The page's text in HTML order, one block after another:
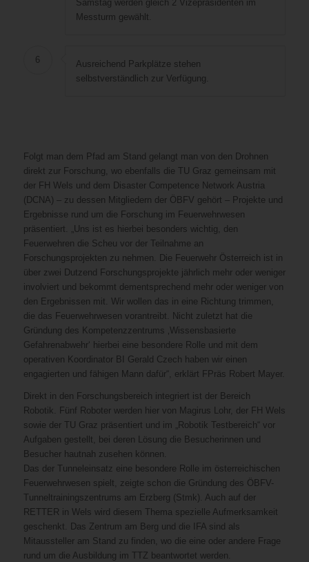
Samstag werden gleich 2 Vizepräsidenten im
Messturm gewählt.
6
Ausreichend Parkplätze stehen
selbstverständlich zur Verfügung.
Folgt man dem Pfad am Stand gelangt man von den Drohnen
direkt zur Forschung, wo ebenfalls die TU Graz gemeinsam mit
der FH Wels und dem Disaster Competence Network Austria
(DCNA) – zu dessen Mitgliedern der ÖBFV gehört – Projekte und
Ergebnisse rund um die Forschung im Feuerwehrwesen
präsentiert. „Uns ist es hierbei besonders wichtig, den
Feuerwehren die Scheu vor der Teilnahme an
Forschungsprojekten zu nehmen. Die Feuerwehr Österreich ist in
über zwei Dutzend Forschungsprojekte jährlich mehr oder weniger
involviert und bekommt dementsprechend mehr oder weniger von
den Ergebnissen mit. Wir wollen das in eine Richtung trimmen,
die das Feuerwehrwesen vorantreibt. Nicht zuletzt hat die
Gründung des Kompetenzzentrums ‚Wissensbasierte
Gefahrenabwehr‘ hierbei eine besondere Rolle und mit dem
operativen Koordinator BI Gerald Czech haben wir einen
engagierten und fähigen Mann dafür“, erklärt FPräs Robert Mayer.
Direkt in den Forschungsbereich integriert ist der Bereich
Robotik. Fünf Roboter werden hier von Magirus Lohr, der FH Wels
sowie der TU Graz präsentiert und im „Robotik Testbereich“ vor
Aufgaben gestellt, bei deren Lösung die Besucherinnen und
Besucher hautnah zusehen können.
Das der Tunneleinsatz eine besondere Rolle im österreichischen
Feuerwehrwesen spielt, zeigte schon die Gründung des ÖBFV-
Tunneltrainingszentrums am Erzberg (Stmk). Auch auf der
RETTER in Wels wird diesem Thema spezielle Aufmerksamkeit
geschenkt. Das Zentrum am Berg und die IFA sind als
Mitaussteller am Stand zu finden, wo die eine oder andere Frage
rund um die Ausbildung im TTZ beantwortet werden.